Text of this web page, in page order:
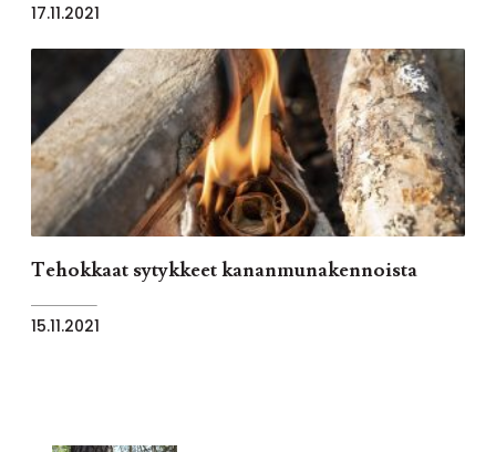
17.11.2021
Tehokkaat sytykkeet kananmunakennoista
15.11.2021